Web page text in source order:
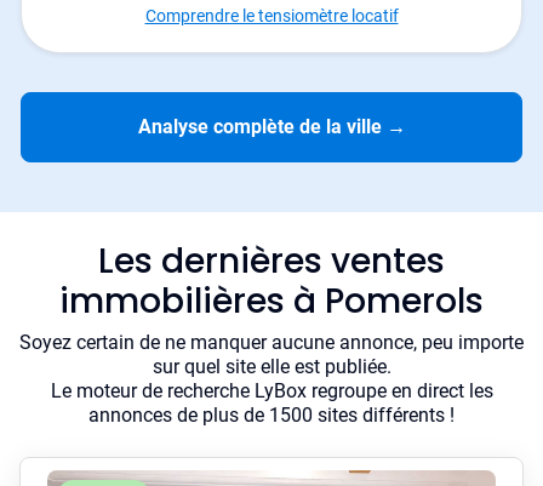
Comprendre le tensiomètre locatif
Analyse complète de la ville →
Les dernières ventes
immobilières à Pomerols
Soyez certain de ne manquer aucune annonce, peu importe
sur quel site elle est publiée.
Le moteur de recherche LyBox regroupe en direct les
annonces de plus de 1500 sites différents !